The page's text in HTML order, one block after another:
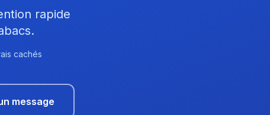
rapide
cachés
message